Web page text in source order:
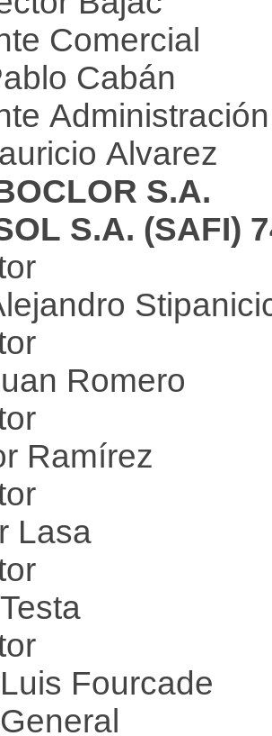
Comercial
Cabán
Administración
Alvarez
S.A.
S.A. (SAFI)
Romero
Ramírez
Lasa
Fourcade